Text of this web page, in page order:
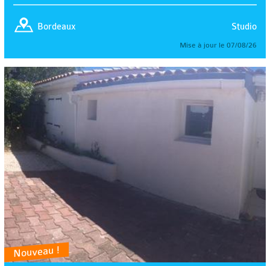
Studio
Bordeaux
Mise à jour le 07/08/26
Nouveau !